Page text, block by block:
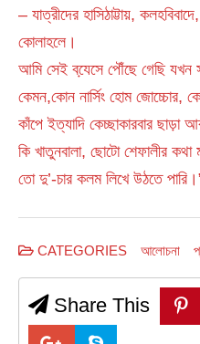
– যাত্রীদের হাসিঠাট্টায়,
কোলাহলে।
আমি সেই বযে়সে পৌঁছে গেছি যখন
কেমন,কোন নার্সিং হোম জোচ্চোর,
কাঁপে ইত্যাদি কেচ্ছাকারবার
কি খাতুনবালা, ছোটো শেফালীর
তো দু’-চার কলম লিখে উঠতে
CATEGORIES আলোচনা
Share This